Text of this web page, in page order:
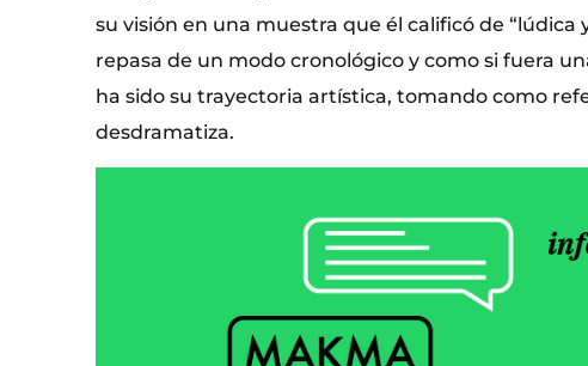
su visión en una muestra que él calificó de “lúdica
repasa de un modo cronológico y como si fuera
ha sido su trayectoria artística, tomando como
desdramatiza.